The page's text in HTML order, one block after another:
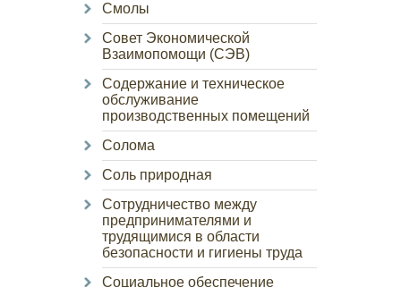
Смолы
Совет Экономической
Взаимопомощи (СЭВ)
Содержание и техническое
обслуживание
производственных помещений
Солома
Соль природная
Сотрудничество между
предпринимателями и
трудящимися в области
безопасности и гигиены труда
Социальное обеспечение